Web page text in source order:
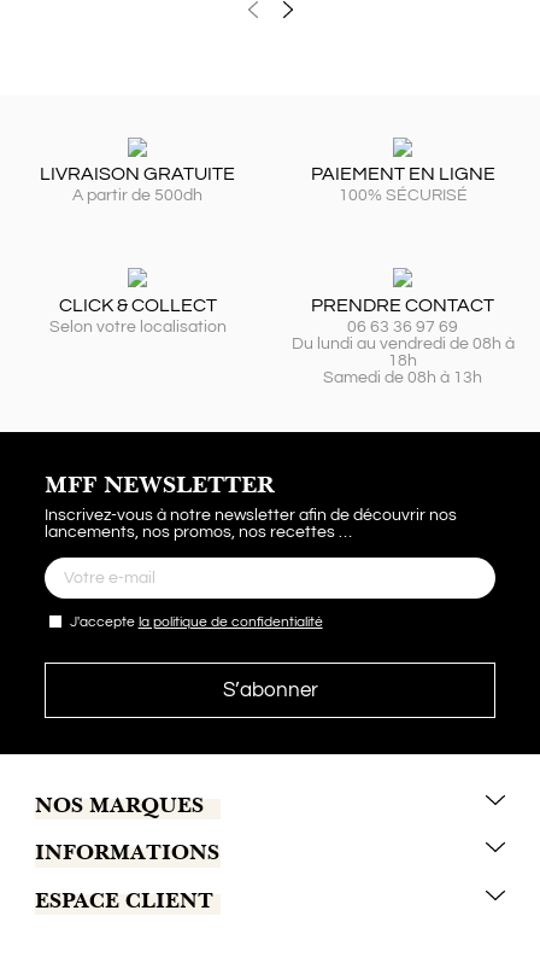
LIVRAISON GRATUITE
A partir de 500dh
PAIEMENT EN LIGNE
100% SÉCURISÉ
CLICK & COLLECT
Selon votre localisation
PRENDRE CONTACT
06 63 36 97 69
Du lundi au vendredi de 08h à
18h
Samedi de 08h à 13h
MFF NEWSLETTER
Inscrivez-vous à notre newsletter afin de découvrir nos
lancements, nos promos, nos recettes …
J'accepte la politique de confidentialité
NOS MARQUES
Marrakech Coffee
Tchaba
INFORMATIONS
C.G.V
ESPACE CLIENT